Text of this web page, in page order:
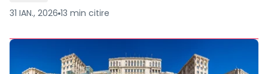
31 IAN., 2026 13 min citire